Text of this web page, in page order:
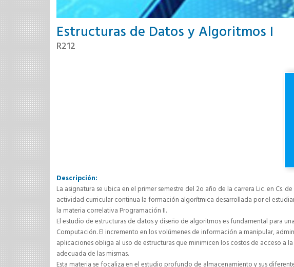
Estructuras de Datos y Algoritmos I
R212
Descripción:
La asignatura se ubica en el primer semestre del 2o año de la carrera Lic. en Cs.
actividad curricular continua la formación algorítmica desarrollada por el
la materia correlativa Programación II.
El estudio de estructuras de datos y diseño de algoritmos es fundamental para
Computación. El incremento en los volúmenes de información a manipular,
aplicaciones obliga al uso de estructuras que minimicen los costos de acceso a
adecuada de las mismas.
Esta materia se focaliza en el estudio profundo de almacenamiento y sus